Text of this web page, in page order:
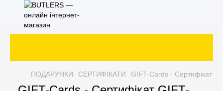
ПОДАРУНКИ СЕРТИФІКАТИ GIFT-Cards - Сертифікат